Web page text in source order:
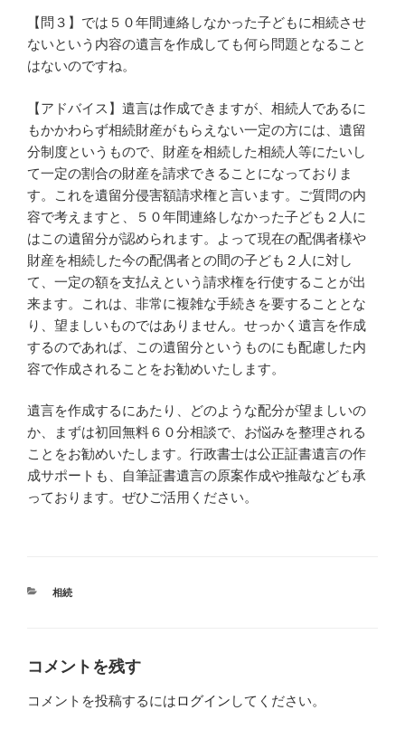
【問３】では５０年間連絡しなかった子どもに相続させ
ないという内容の遺言を作成しても何ら問題となること
はないのですね。
【アドバイス】遺言は作成できますが、相続人であるに
もかかわらず相続財産がもらえない一定の方には、遺留
分制度というもので、財産を相続した相続人等にたいし
て一定の割合の財産を請求できることになっておりま
す。これを遺留分侵害額請求権と言います。ご質問の内
容で考えますと、５０年間連絡しなかった子ども２人に
はこの遺留分が認められます。よって現在の配偶者様や
財産を相続した今の配偶者との間の子ども２人に対し
て、一定の額を支払えという請求権を行使することが出
来ます。これは、非常に複雑な手続きを要することとな
り、望ましいものではありません。せっかく遺言を作成
するのであれば、この遺留分というものにも配慮した内
容で作成されることをお勧めいたします。
遺言を作成するにあたり、どのような配分が望ましいの
か、まずは初回無料６０分相談で、お悩みを整理される
ことをお勧めいたします。行政書士は公正証書遺言の作
成サポートも、自筆証書遺言の原案作成や推敲なども承
っております。ぜひご活用ください。
カ
ー
相続
コメントを残す
コメントを投稿するにはログイン してください。